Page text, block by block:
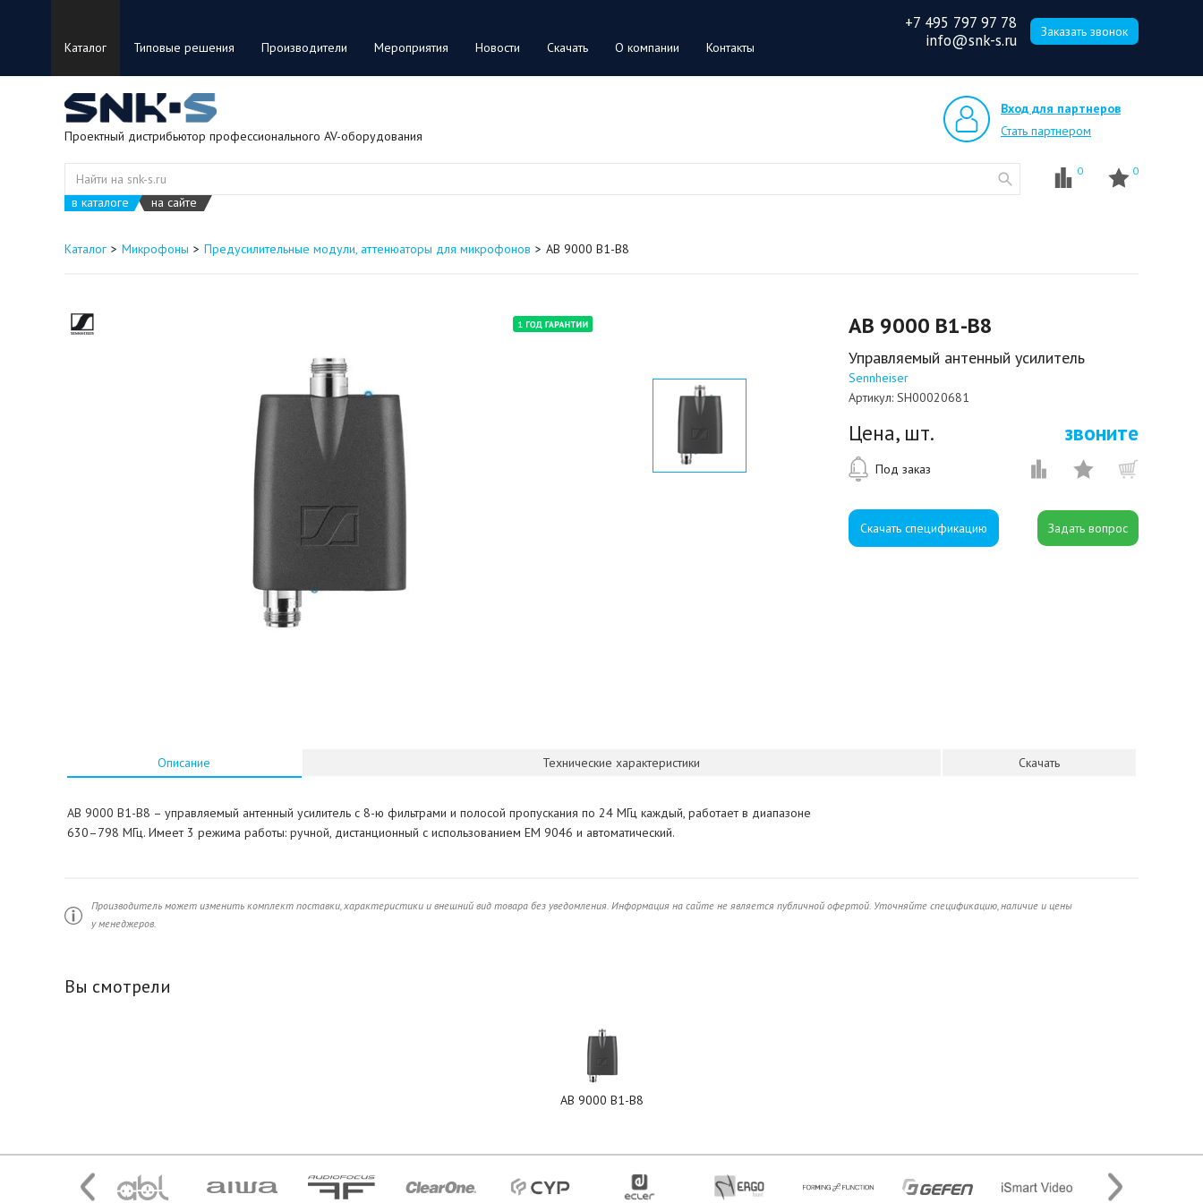
Каталог Типовые решения Производители Мероприятия Новости Скачать О компании Контакты
+7 495 797 97 78
info@snk-s.ru
Заказать звонок
Проектный дистрибьютор профессионального AV-оборудования
Вход для партнеров
Стать партнером
в каталоге на сайте
0 0
Каталог Микрофоны Предусилительные модули, аттенюаторы для микрофонов AB 9000 B1-B8
AB 9000 B1-B8
Управляемый антенный усилитель
Sennheiser
Артикул: SH00020681
Цена, шт. звоните
Под заказ
Скачать спецификацию
Описание Технические характеристики Скачать
AB 9000 B1-B8 – управляемый антенный усилитель с 8-ю фильтрами и полосой пропускания по 24 МГц каждый, работает в диапазоне
630–798 МГц. Имеет 3 режима работы: ручной, дистанционный с использованием EM 9046 и автоматический.
Производитель может изменить комплект поставки, характеристики и внешний вид товара без уведомления. Информация на сайте не является публичной офертой. Уточняйте спецификацию, наличие и цены
у менеджеров.
Вы смотрели
AB 9000 B1-B8